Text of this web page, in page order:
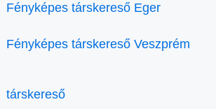
Fényképes társkereső Eger
Fényképes társkereső Veszprém
társkereső